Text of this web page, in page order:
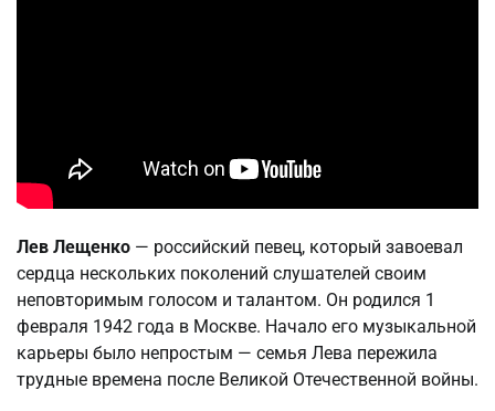
Лев Лещенко — российский певец, который завоевал
сердца нескольких поколений слушателей своим
неповторимым голосом и талантом. Он родился 1
февраля 1942 года в Москве. Начало его музыкальной
карьеры было непростым — семья Лева пережила
трудные времена после Великой Отечественной войны.